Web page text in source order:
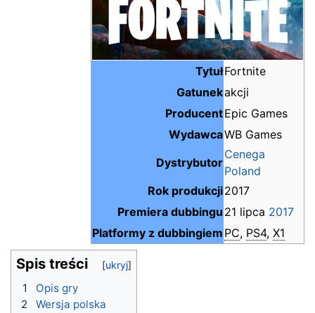
TytułFortnite
Gatunekakcji
ProducentEpic Games
WydawcaWB Games
Dystrybutor
Cenega
Poland
Rok produkcji2017
Premiera dubbingu 21 lipca 2017
Platformy z dubbingiem PC, PS4, X1
Spis treści
1
Opis gry
2
Wersja polska